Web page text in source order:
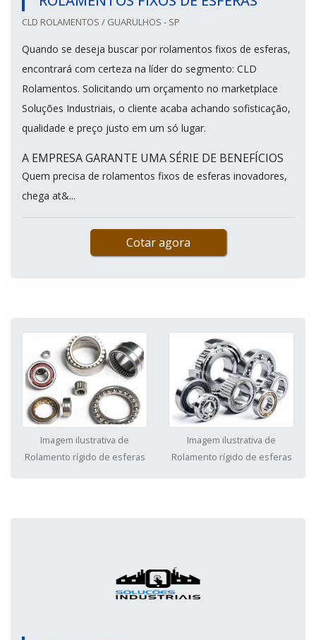
CLD ROLAMENTOS / GUARULHOS - SP
Quando se deseja buscar por rolamentos fixos de esferas,
encontrará com certeza na líder do segmento: CLD
Rolamentos. Solicitando um orçamento no marketplace
Soluções Industriais, o cliente acaba achando sofisticação,
qualidade e preço justo em um só lugar.
A EMPRESA GARANTE UMA SÉRIE DE BENEFÍCIOS
Quem precisa de rolamentos fixos de esferas inovadores,
chega at&...
Cotar agora
Imagem ilustrativa de
Rolamento rígido de esferas
Imagem ilustrativa de
Rolamento rígido de esferas